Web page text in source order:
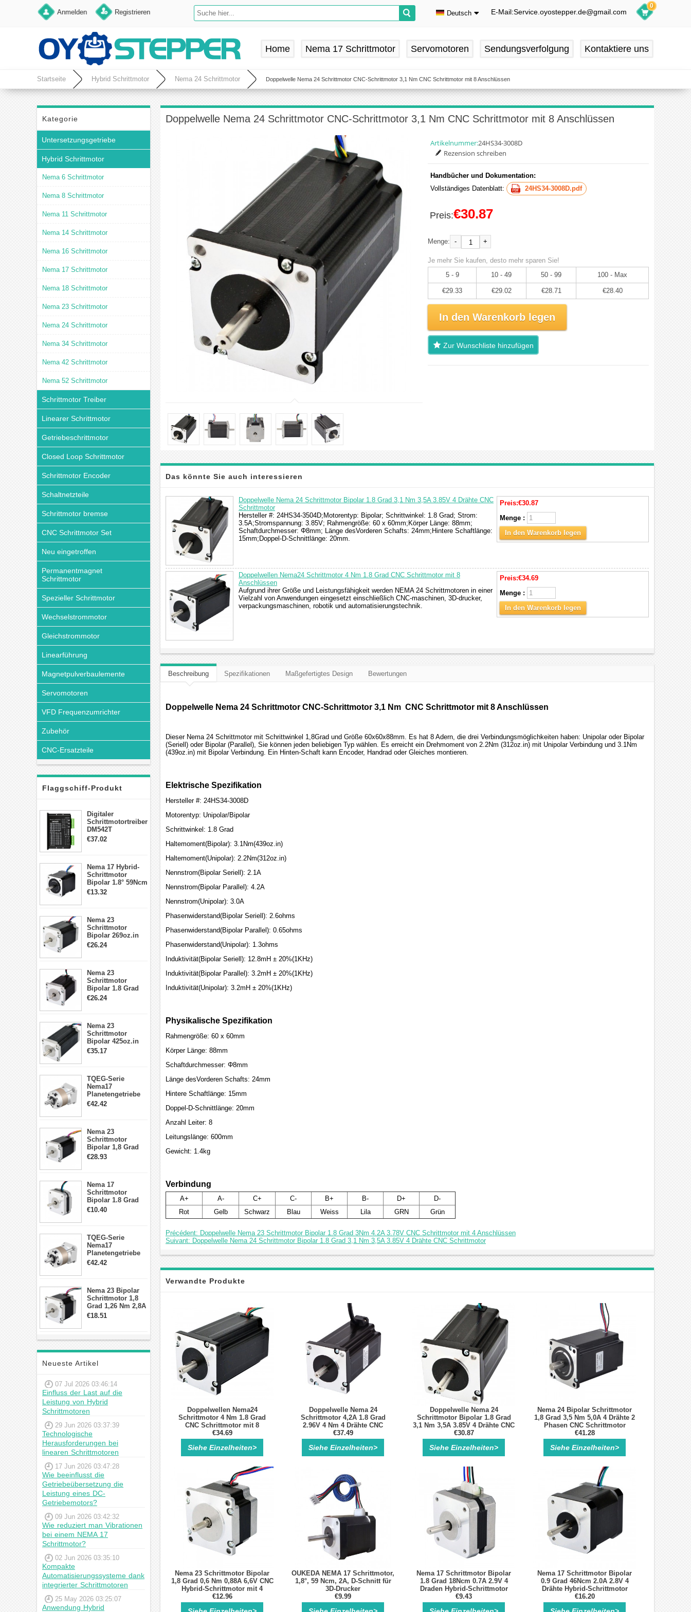
Anmelden Registrieren Deutsch
Deutsch
Español
E-Mail:Service.oyostepper.de@gmail.com
0
Home Nema 17 Schrittmotor Servomotoren Sendungsverfolgung Kontaktiere uns
Startseite Hybrid Schrittmotor Nema 24 Schrittmotor Doppelwelle Nema 24 Schrittmotor CNC-Schrittmotor 3,1 Nm CNC Schrittmotor mit 8 Anschlüssen
Kategorie
Untersetzungsgetriebe
Hybrid Schrittmotor
Nema 6 Schrittmotor
Nema 8 Schrittmotor
Nema 11 Schrittmotor
Nema 14 Schrittmotor
Nema 16 Schrittmotor
Nema 17 Schrittmotor
Nema 18 Schrittmotor
Nema 23 Schrittmotor
Nema 24 Schrittmotor
Nema 34 Schrittmotor
Nema 42 Schrittmotor
Nema 52 Schrittmotor
Schrittmotor Treiber
Linearer Schrittmotor
Getriebeschrittmotor
Closed Loop Schrittmotor
Schrittmotor Encoder
Schaltnetzteile
Schrittmotor bremse
CNC Schrittmotor Set
Neu eingetroffen
Permanentmagnet
Schrittmotor
Spezieller Schrittmotor
Wechselstrommotor
Gleichstrommotor
Linearführung
Magnetpulverbaulemente
Servomotoren
VFD Frequenzumrichter
Zubehör
CNC-Ersatzteile
Flaggschiff-Produkt
Digitaler
Schrittmotortreiber
DM542T
Schrittmotor
Schrittmotor
€37.02
Nema 17 Hybrid-
Schrittmotor
Bipolar 1.8° 59Ncm
2A 4 Drähte mit 1m
€13.32
Nema 23
Schrittmotor
Bipolar 269oz.in
2,8A 57x57x76mm
€26.24
Nema 23
Schrittmotor
Bipolar 1.8 Grad
1.9Nm 3A 3.36V 4
€26.24
Nema 23
Schrittmotor
Bipolar 425oz.in
4.2A 57x57x114mm
€35.17
TQEG-Serie
Nema17
Planetengetriebe
5:1 Spiel 15Arc-
€42.42
Nema 23
Schrittmotor
Bipolar 1,8 Grad
2,83Nm 4 A 2,26V
€28.93
Nema 17
Schrittmotor
Bipolar 1.8 Grad
8.7Ncm 1A 3.5V 4
€10.40
TQEG-Serie
Nema17
Planetengetriebe
10:1 Spiel 15Arc-
€42.42
Nema 23 Bipolar
Schrittmotor 1,8
Grad 1,26 Nm 2,8A
2,5V 4 Drähte
€18.51
Neueste Artikel
07 Jul 2026 03:46:14
Einfluss der Last auf die
Leistung von Hybrid
Schrittmotoren
29 Jun 2026 03:37:39
Technologische
Herausforderungen bei
linearen Schrittmotoren
17 Jun 2026 03:47:28
Wie beeinflusst die
Getriebeübersetzung die
Leistung eines DC-
Getriebemotors?
09 Jun 2026 03:42:32
Wie reduziert man Vibrationen
bei einem NEMA 17
Schrittmotor?
02 Jun 2026 03:35:10
Kompakte
Automatisierungssysteme dank
integrierter Schrittmotoren
25 May 2026 03:25:07
Anwendung Hybrid
Doppelwelle Nema 24 Schrittmotor CNC-Schrittmotor 3,1 Nm CNC Schrittmotor mit 8 Anschlüssen
Artikelnummer:24HS34-3008D
Rezension schreiben
Handbücher und Dokumentation:
Vollständiges Datenblatt:
24HS34-3008D.pdf
Preis:€30.87
Menge: - +
Je mehr Sie kaufen, desto mehr sparen Sie!
5 - 9
10 - 49 50 - 99 100 - Max
€29.33 €29.02 €28.71 €28.40
In den Warenkorb legen
Zur Wunschliste hinzufügen
Das könnte Sie auch interessieren
Doppelwelle Nema 24 Schrittmotor Bipolar 1.8 Grad 3,1 Nm 3,5A 3.85V 4 Drähte CNC
Schrittmotor
Hersteller #: 24HS34-3504D;Motorentyp: Bipolar; Schrittwinkel: 1.8 Grad; Strom:
3.5A;Stromspannung: 3.85V; Rahmengröße: 60 x 60mm;Körper Länge: 88mm;
Schaftdurchmesser: Φ8mm; Länge desVorderen Schafts: 24mm;Hintere Schaftlänge:
15mm;Doppel-D-Schnittlänge: 20mm.
Preis:€30.87
Menge :
In den Warenkorb legen
Doppelwellen Nema24 Schrittmotor 4 Nm 1.8 Grad CNC Schrittmotor mit 8
Anschlüssen
Aufgrund ihrer Größe und Leistungsfähigkeit werden NEMA 24 Schrittmotoren in einer
Vielzahl von Anwendungen eingesetzt einschließlich CNC-maschinen, 3D-drucker,
verpackungsmaschinen, robotik und automatisierungstechnik.
Preis:€34.69
Menge :
In den Warenkorb legen
Beschreibung Spezifikationen Maßgefertigtes Design Bewertungen
Doppelwelle Nema 24 Schrittmotor CNC-Schrittmotor 3,1 Nm CNC Schrittmotor mit 8 Anschlüssen
Dieser Nema 24 Schrittmotor mit Schrittwinkel 1,8Grad und Größe 60x60x88mm. Es hat 8 Adern, die drei Verbindungsmöglichkeiten haben: Unipolar oder Bipolar
(Seriell) oder Bipolar (Parallel), Sie können jeden beliebigen Typ wählen. Es erreicht ein Drehmoment von 2.2Nm (312oz.in) mit Unipolar Verbindung und 3.1Nm
(439oz.in) mit Bipolar Verbindung. Ein Hinten-Schaft kann Encoder, Handrad oder Gleiches montieren.
Elektrische Spezifikation
Hersteller #: 24HS34-3008D
Motorentyp: Unipolar/Bipolar
Schrittwinkel: 1.8 Grad
Haltemoment(Bipolar): 3.1Nm(439oz.in)
Haltemoment(Unipolar): 2.2Nm(312oz.in)
Nennstrom(Bipolar Seriell): 2.1A
Nennstrom(Bipolar Parallel): 4.2A
Nennstrom(Unipolar): 3.0A
Phasenwiderstand(Bipolar Seriell): 2.6ohms
Phasenwiderstand(Bipolar Parallel): 0.65ohms
Phasenwiderstand(Unipolar): 1.3ohms
Induktivität(Bipolar Seriell): 12.8mH ± 20%(1KHz)
Induktivität(Bipolar Parallel): 3.2mH ± 20%(1KHz)
Induktivität(Unipolar): 3.2mH ± 20%(1KHz)
Physikalische Spezifikation
Rahmengröße: 60 x 60mm
Körper Länge: 88mm
Schaftdurchmesser: Φ8mm
Länge desVorderen Schafts: 24mm
Hintere Schaftlänge: 15mm
Doppel-D-Schnittlänge: 20mm
Anzahl Leiter: 8
Leitungslänge: 600mm
Gewicht: 1.4kg
Verbindung
A+ A- C+ C- B+ B- D+
D-
Rot
Gelb Schwarz Blau Weiss Lila GRN Grün
Précédent: Doppelwelle Nema 23 Schrittmotor Bipolar 1.8 Grad 3Nm 4.2A 3.78V CNC Schrittmotor mit 4 Anschlüssen
Suivant: Doppelwelle Nema 24 Schrittmotor Bipolar 1.8 Grad 3,1 Nm 3,5A 3.85V 4 Drähte CNC Schrittmotor
Verwandte Produkte
Doppelwellen Nema24
Schrittmotor 4 Nm 1.8 Grad
CNC Schrittmotor mit 8
Anschlüssen
€34.69
Siehe Einzelheiten>
Doppelwelle Nema 24
Schrittmotor 4,2A 1.8 Grad
2.96V 4 Nm 4 Drähte CNC
Schrittmotor
€37.49
Siehe Einzelheiten>
Doppelwelle Nema 24
Schrittmotor Bipolar 1.8 Grad
3,1 Nm 3,5A 3.85V 4 Drähte CNC
Schrittmotor
€30.87
Siehe Einzelheiten>
Nema 24 Bipolar Schrittmotor
1,8 Grad 3,5 Nm 5,0A 4 Drähte 2
Phasen CNC Schrittmotor
€41.28
Siehe Einzelheiten>
Nema 23 Schrittmotor Bipolar
1,8 Grad 0,6 Nm 0,88A 6,6V CNC
Hybrid-Schrittmotor mit 4
anschlüssen
€12.96
OUKEDA NEMA 17 Schrittmotor,
1,8°, 59 Ncm, 2A, D-Schnitt für
3D-Drucker
€9.99
Nema 17 Schrittmotor Bipolar
1.8 Grad 18Ncm 0.7A 2.9V 4
Draden Hybrid-Schrittmotor
€9.43
Nema 17 Schrittmotor Bipolar
0.9 Grad 46Ncm 2.0A 2.8V 4
Drähte Hybrid-Schrittmotor
€16.20